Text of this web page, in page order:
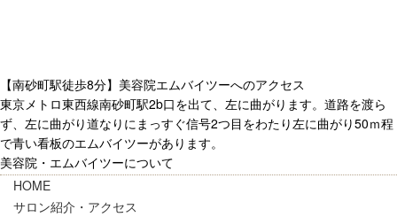
【南砂町駅徒歩8分】美容院エムバイツーへのアクセス
東京メトロ東西線南砂町駅2b口を出て、左に曲がります。道路を渡ら
ず、左に曲がり道なりにまっすぐ信号2つ目をわたり左に曲がり50ｍ程
で青い看板のエムバイツーがあります。
美容院・エムバイツーについて
HOME
サロン紹介・アクセス